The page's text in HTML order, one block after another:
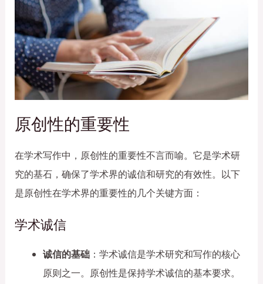
原创性的重要性
在学术写作中，原创性的重要性不言而喻。它是学术研
究的基石，确保了学术界的诚信和研究的有效性。以下
是原创性在学术界的重要性的几个关键方面：
学术诚信
诚信的基础：学术诚信是学术研究和写作的核心
原则之一。原创性是保持学术诚信的基本要求。